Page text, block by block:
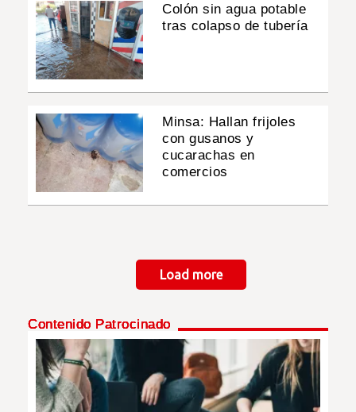
Colón sin agua potable
tras colapso de tubería
Minsa: Hallan frijoles
con gusanos y
cucarachas en
comercios
Load more
Contenido Patrocinado